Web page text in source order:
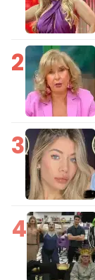
2
3
4